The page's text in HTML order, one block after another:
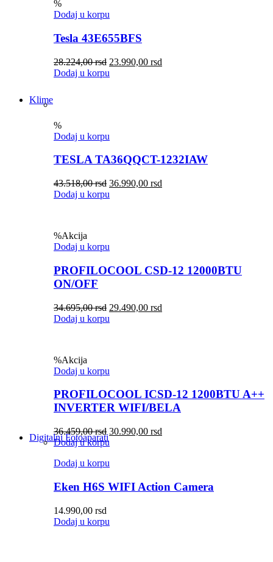
%
Dodaj u korpu
Tesla 43E655BFS
28.224,00rsd 23.990,00 rsd
Dodaj u korpu
Klime
%
Dodaj u korpu
TESLA TA36QQCT-1232IAW
43.518,00rsd 36.990,00 rsd
Dodaj u korpu
%Akcija
Dodaj u korpu
PROFILOCOOL CSD-12 12000BTU
ON/OFF
34.695,00rsd 29.490,00 rsd
Dodaj u korpu
%Akcija
Dodaj u korpu
PROFILOCOOL ICSD-12 1200BTU A++
INVERTER WIFI/BELA
36.459,00rsd 30.990,00 rsd
Dodaj u korpu
Digitalni Fotoaparati
Dodaj u korpu
Eken H6S WIFI Action Camera
14.990,00 rsd
Dodaj u korpu